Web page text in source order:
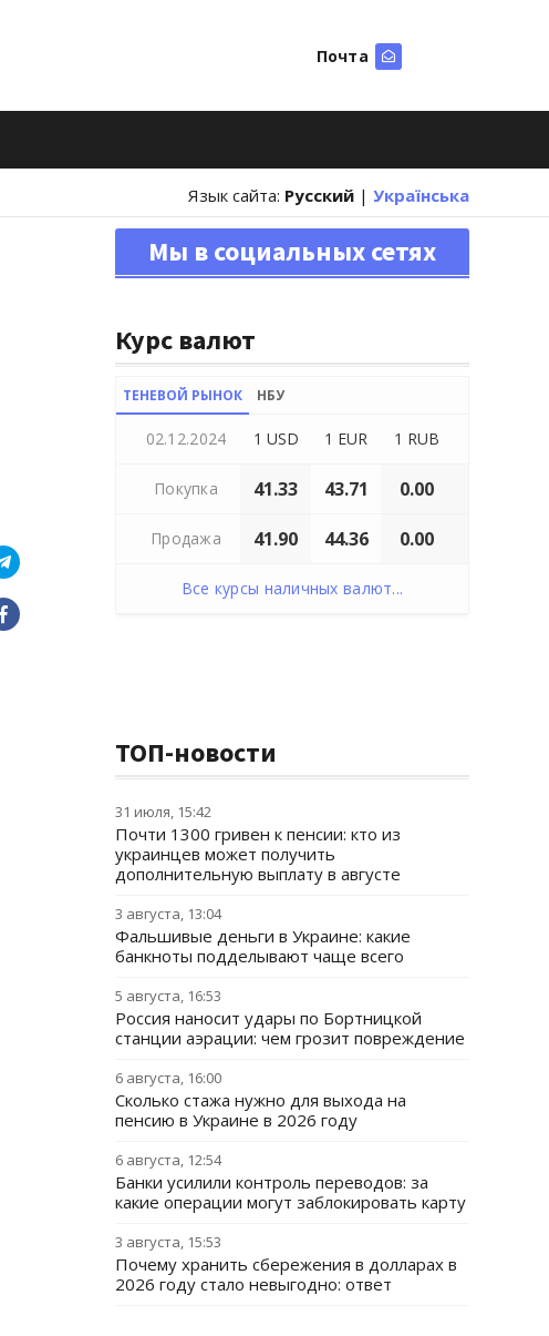
Почта
Язык сайта: Русский | Українська
Мы в социальных сетях
Курс валют
ТЕНЕВОЙ РЫНОК НБУ
02.12.2024 1 USD 1 EUR 1 RUB
Покупка 41.33 43.71 0.00
Продажа 41.90 44.36 0.00
Все курсы наличных валют...
ТОП-новости
31 июля, 15:42
Почти 1300 гривен к пенсии: кто из
украинцев может получить
дополнительную выплату в августе
3 августа, 13:04
Фальшивые деньги в Украине: какие
банкноты подделывают чаще всего
5 августа, 16:53
Россия наносит удары по Бортницкой
станции аэрации: чем грозит повреждение
6 августа, 16:00
Сколько стажа нужно для выхода на
пенсию в Украине в 2026 году
6 августа, 12:54
Банки усилили контроль переводов: за
какие операции могут заблокировать карту
3 августа, 15:53
Почему хранить сбережения в долларах в
2026 году стало невыгодно: ответ